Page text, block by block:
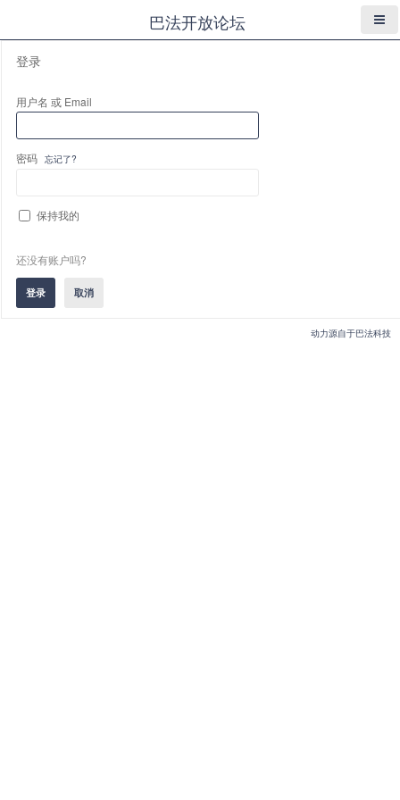
巴法开放论坛
登录
用户名 或 Email
密码 忘记了?
保持我的
还没有账户吗?
动力源自于巴法科技